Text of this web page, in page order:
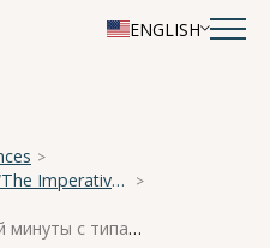
ENGLISH
National Scientific Conference “The Imperative of Academician A. A. Ukhtomsky - the Brain and its Self-Cognition”
Взаимосвязь индивидуальной минуты с типами вегетативной регуляции